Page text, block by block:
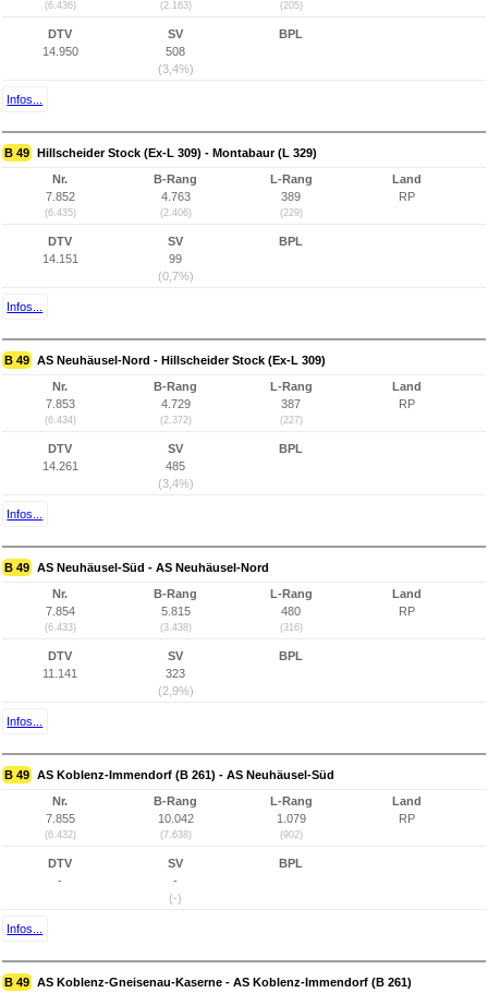
(6.436) (2.163) (205)
DTV
14.950
SV
508
(3,4%)
BPL
Infos...
B 49 Hillscheider Stock (Ex-L 309) - Montabaur (L 329)
Nr.
7.852
(6.435)
B-Rang
4.763
(2.406)
L-Rang
389
(229)
Land
RP
DTV
14.151
SV
99
(0,7%)
BPL
Infos...
B 49 AS Neuhäusel-Nord - Hillscheider Stock (Ex-L 309)
Nr.
7.853
(6.434)
B-Rang
4.729
(2.372)
L-Rang
387
(227)
Land
RP
DTV
14.261
SV
485
(3,4%)
BPL
Infos...
B 49 AS Neuhäusel-Süd - AS Neuhäusel-Nord
Nr.
7.854
(6.433)
B-Rang
5.815
(3.438)
L-Rang
480
(316)
Land
RP
DTV
11.141
SV
323
(2,9%)
BPL
Infos...
B 49 AS Koblenz-Immendorf (B 261) - AS Neuhäusel-Süd
Nr.
7.855
(6.432)
B-Rang
10.042
(7.638)
L-Rang
1.079
(902)
Land
RP
DTV
-
SV
-
(-)
BPL
Infos...
B 49 AS Koblenz-Gneisenau-Kaserne - AS Koblenz-Immendorf (B 261)